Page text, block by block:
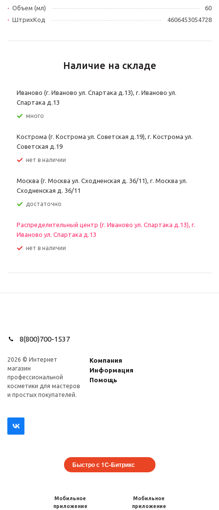
Объем (мл)
60
ШтрихКод
4606453054728
Наличие на складе
Иваново (г. Иваново ул. Спартака д.13), г. Иваново ул.
Спартака д.13
Много
Кострома (г. Кострома ул. Советская д.19), г. Кострома ул.
Советская д.19
Нет в наличии
Москва (г. Москва ул. Сходненская д. 36/11), г. Москва ул.
Сходненская д. 36/11
Достаточно
Распределительный центр (г. Иваново ул. Спартака д.13), г.
Иваново ул. Спартака д.13
Нет в наличии
8(800)700-1537
2026 © Интернет
магазин
профеcсиональной
косметики для мастеров
и простых покупателей.
Компания
Информация
Помощь
Быстро с 1С-Битрикс
Мобильное
приложение
Мобильное
приложение